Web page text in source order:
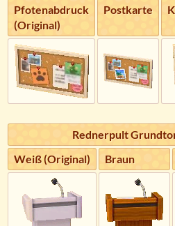
Pfotenabdruck
(Original)
Postkarte
Rednerpult
Weiß (Original)
Braun